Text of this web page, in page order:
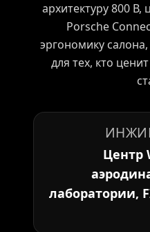
архитектуру 800
Porsche
эргономику
для тех, кто
Центр
лаборатории,